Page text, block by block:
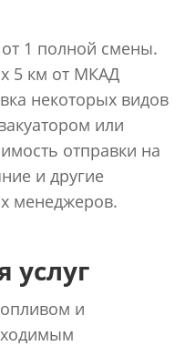
от 1 полной смены.
5 км от МКАД
некоторых видов
или
отправки на
и другие
менеджеров.
услуг
и